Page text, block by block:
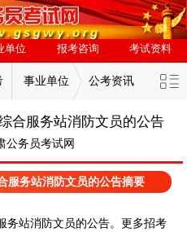
单位 报考咨询 考试资料
事业单位 公考资讯
合服务站消防文员的公告
公务员考试网
服务站消防文员的公告摘要
站消防文员的公告。 更多招考